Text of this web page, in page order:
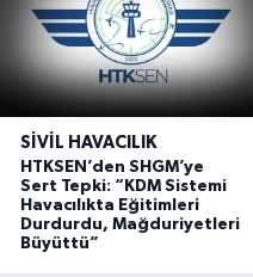
SIVIL HAVACILIK
HTKSEN’den SHGM’ye
Sert Tepki: “KDM Sistemi
Havacılıkta Eğitimleri
Durdurdu, Mağduriyetleri
Büyüttü”